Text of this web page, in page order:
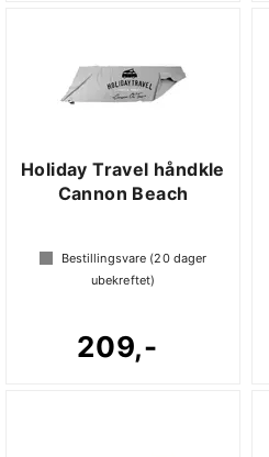
Holiday Travel håndkle
Cannon Beach
Bestillingsvare (20dager
ubekreftet)
209,-